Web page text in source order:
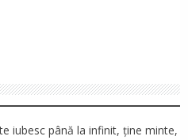
iubesc până la infinit, ține minte,